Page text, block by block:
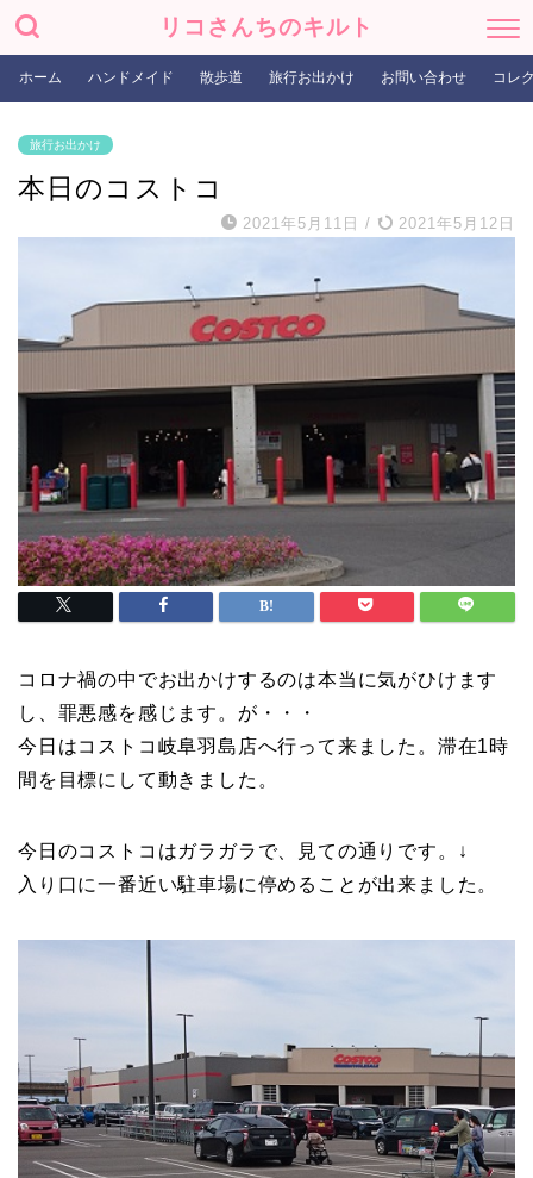
リコさんちのキルト
ホーム ハンドメイド 散歩道 旅行お出かけ お問い合わせ コレ
旅行お出かけ
本日のコストコ
2021年5月11日 / 2021年5月12日
コロナ禍の中でお出かけするのは本当に気がひけます
し、罪悪感を感じます。が・・・
今日はコストコ岐阜羽島店へ行って来ました。滞在1時
間を目標にして動きました。
今日のコストコはガラガラで、見ての通りです。↓
入り口に一番近い駐車場に停めることが出来ました。